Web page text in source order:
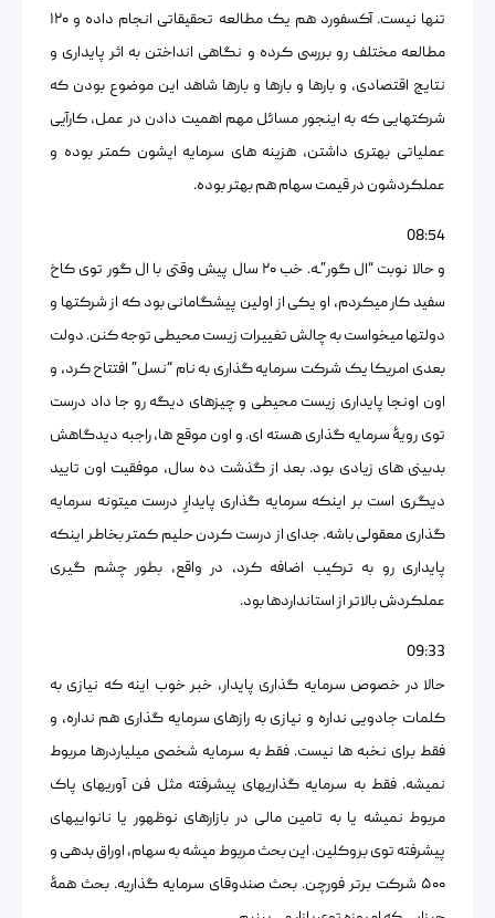
تنها نیست. آکسفورد هم یک مطالعه تحقیقاتی انجام داده و ۱۲۰
مطالعه مختلف رو بررسی کرده و نگاهی انداختن به اثر پایداری و
نتایج اقتصادی، و بارها و بارها و بارها شاهد این موضوع بودن که
شرکتهایی که به اینجور مسائل مهم اهمیت دادن در عمل، کارآیی
عملیاتی بهتری داشتن، هزینه های سرمایه ایشون کمتر بوده و
عملکردشون در قیمت سهام هم بهتر بوده.
08:54
و حالا نوبت “ال گور”ـه. خب ۲۰ سال پیش وقتی با ال گور توی کاخ
سفید کار میکردم، او یکی از اولین پیشگامانی بود که از شرکتها و
دولتها میخواست به چالش تغییرات زیست محیطی توجه کنن. دولت
بعدی امریکا یک شرکت سرمایه گذاری به نام “نسل” افتتاح کرد، و
اون اونجا پایداری زیست محیطی و چیزهای دیگه رو جا داد درست
توی رویۀ سرمایه گذاری هسته ای. و اون موقع ها، راجبه دیدگاهش
بدبینی های زیادی بود. بعد از گذشت ده سال، موفقیت اون تایید
دیگری است بر اینکه سرمایه گذاری پایدارِ درست میتونه سرمایه
گذاری معقولی باشه. جدای از درست کردن حلیم کمتر بخاطر اینکه
پایداری رو به ترکیب اضافه کرد، در واقع، بطور چشم گیری
عملکردش بالاتر از استانداردها بود.
09:33
حالا در خصوص سرمایه گذاری پایدار، خبر خوب اینه که نیازی به
کلمات جادویی نداره و نیازی به رازهای سرمایه گذاری هم نداره، و
فقط برای نخبه ها نیست. فقط به سرمایه شخصی میلیاردرها مربوط
نمیشه. فقط به سرمایه گذاریهای پیشرفته مثل فن آوریهای پاک
مربوط نمیشه یا به تامین مالی در بازارهای نوظهور یا نانواییهای
پیشرفته توی بروکلین. این بحث مربوط میشه به سهام، اوراق بدهی و
۵۰۰ شرکت برتر فورچن. بحث صندوقای سرمایه گذاریه. بحث همۀ